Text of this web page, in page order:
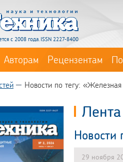
с 2008 года. ISSN 2227-8400
Авторам Рецензентам
Новости по тегу:
Новости
29 ноября